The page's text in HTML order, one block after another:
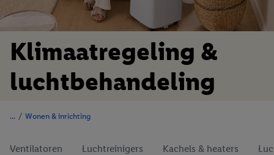
Klimaatregeling &
luchtbehandeling
/ Wonen & inrichting
Ventilatoren Luchtreinigers Kachels & heaters